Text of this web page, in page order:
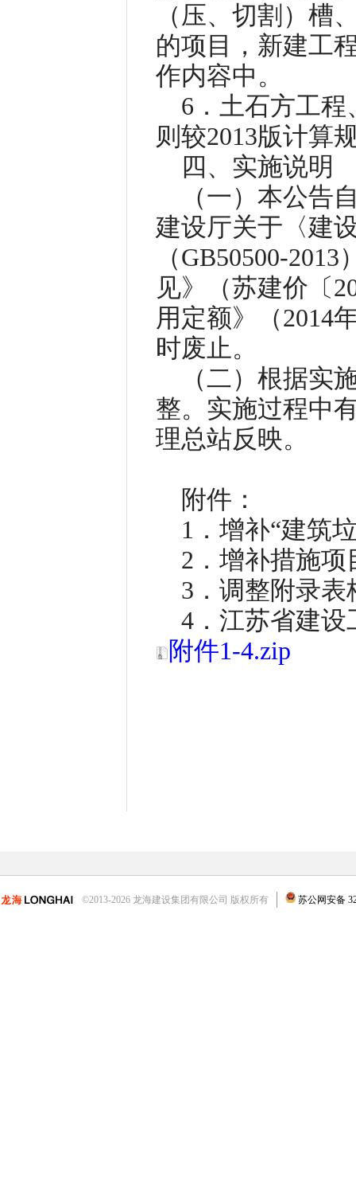
（压、切割）槽
的项目，新建工
作内容中。
6．土石方工
则较2013版计算
四、实施说明
（一）本公告
建设厅关于〈建
（GB50500-
见》（苏建价〔
用定额》（2014
时废止。
（二）根据实
整。实施过程中
理总站反映。
附件：
1．增补“建筑
2．增补措施项
3．调整附录表
4．江苏省建
附件1-4.zip
©2013-2026 龙海建设集团有限公司 版权所有 苏公网安备